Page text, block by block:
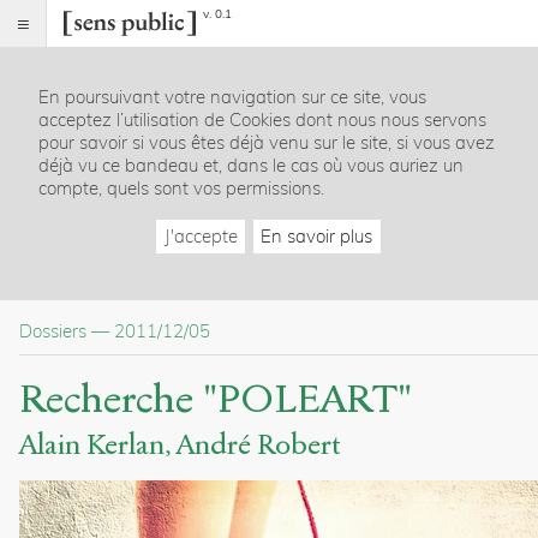
v. 0.1
Index
Dossier
Table
des
Partager
/
Exporter
Kerlan,
Alain.
En poursuivant votre navigation sur ce site, vous
acceptez l’utilisation de Cookies dont nous nous servons
pour savoir si vous êtes déjà venu sur le site, si vous avez
déjà vu ce bandeau et, dans le cas où vous auriez un
compte, quels sont vos permissions.
J'accepte En savoir plus
Dossiers — 2011/12/05
Recherche "POLEART"
Alain Kerlan André Robert